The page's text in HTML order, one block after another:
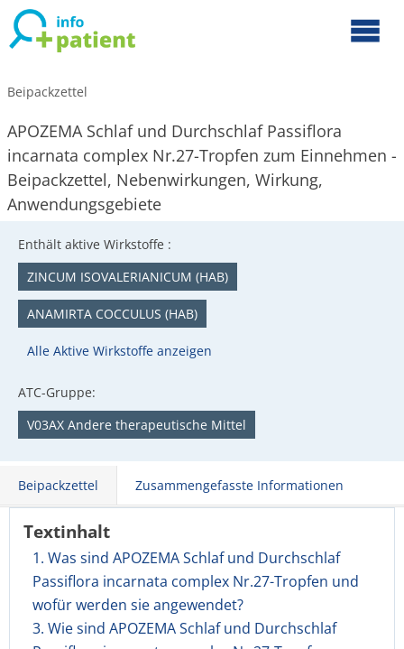
Beipackzettel
APOZEMA Schlaf und Durchschlaf Passiflora
incarnata complex Nr.27-Tropfen zum Einnehmen -
Beipackzettel, Nebenwirkungen, Wirkung,
Anwendungsgebiete
Enthält aktive Wirkstoffe :
ZINCUM ISOVALERIANICUM (HAB)
ANAMIRTA COCCULUS (HAB)
Alle Aktive Wirkstoffe anzeigen
ATC-Gruppe:
V03AX Andere therapeutische Mittel
Beipackzettel Zusammengefasste Informationen
Textinhalt
1. Was sind APOZEMA Schlaf und Durchschlaf
Passiflora incarnata complex Nr.27-Tropfen und
wofür werden sie angewendet?
3. Wie sind APOZEMA Schlaf und Durchschlaf